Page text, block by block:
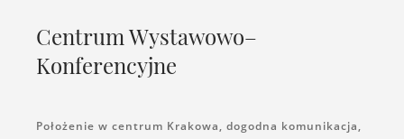
Centrum Wystawowo–
Konferencyjne
Położenie w centrum Krakowa, dogodna komunikacja,